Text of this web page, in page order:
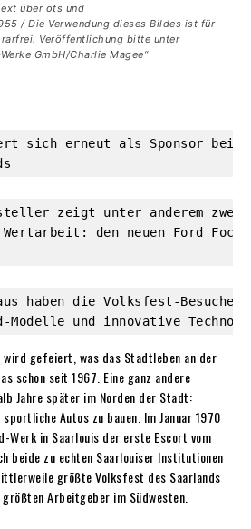
über ots und
/ Die Verwendung dieses Bildes ist für
Veröffentlichung bitte unter
GmbH/Charlie Magee“
sich erneut als Sponsor beim
zeigt unter anderem zwei
den neuen Ford
haben die Volksfest-Besucher
Modelle und innovative
wird gefeiert, was das Stadtleben an der
schon seit 1967. Eine ganz andere
Jahre später im Norden der Stadt:
Autos zu bauen. Im Januar 1970
in Saarlouis der erste Escort vom
beide zu echten Saarlouiser Institutionen
größte Volksfest des Saarlands
Arbeitgeber im Südwesten.